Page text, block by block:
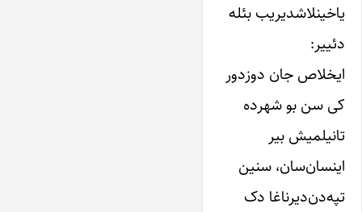
یاخینلاشدیریب بئله
دئییر:
ایخلاص جان دوزدور‌
کی سن بو شهرده
تانیلمیش بیر‌
اینسان‌‌سان، سنین
تپه‌دن‌دیرناغا دک